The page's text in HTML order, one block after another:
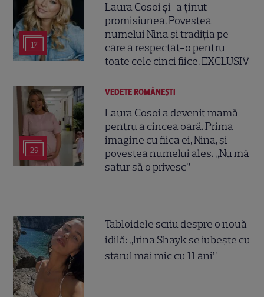
17
Laura Cosoi și-a ținut
promisiunea. Povestea
numelui Nina și tradiția pe
care a respectat-o pentru
toate cele cinci fiice. EXCLUSIV
29
VEDETE ROMÂNEŞTI
Laura Cosoi a devenit mamă
pentru a cincea oară. Prima
imagine cu fiica ei, Nina, și
povestea numelui ales. „Nu mă
satur să o privesc”
Tabloidele scriu despre o nouă
idilă: „Irina Shayk se iubește cu
starul mai mic cu 11 ani”